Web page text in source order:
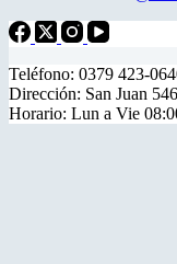
Teléfono: 0379 423-
Dirección: San Juan
Horario: Lun a Vie